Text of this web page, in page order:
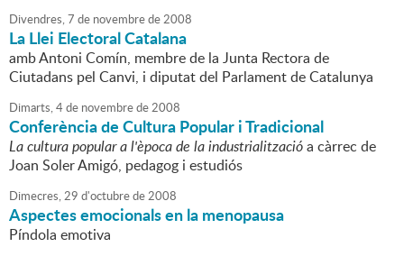
Divendres,7 de novembrede2008
La Llei Electoral Catalana
amb Antoni Comín, membre de la Junta Rectora de
Ciutadans pel Canvi, i diputat del Parlament de Catalunya
Dimarts,4de novembrede2008
Conferència de Cultura Popular i Tradicional
La cultura popular a l'època de la industrialitzacióa càrrec de
Joan Soler Amigó, pedagog i estudiós
Dimecres,29 d'octubrede2008
Aspectes emocionals en la menopausa
Píndola emotiva